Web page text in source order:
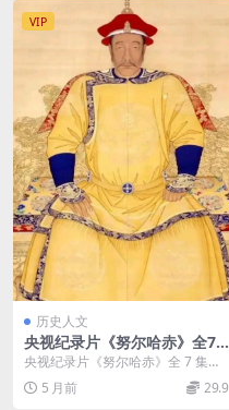
VIP
历史人文
央视纪录片《努尔哈赤》全7
集 标清/MP4/536M 大清王朝
的开创者
央视纪录片《努尔哈赤》全 7 集解
析 央视出品的纪录片《努尔哈
赤》，以全 7 集...
5 月前 29.9